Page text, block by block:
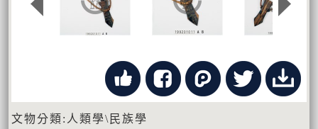
文物分類:人類學\民族學